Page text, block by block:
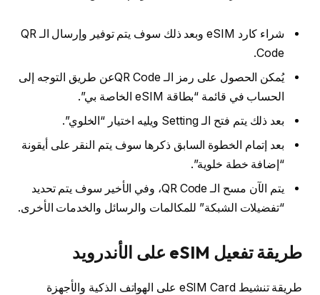
شراء كارد eSIM وبعد ذلك سوف يتم توفير وإرسال الـ QR
Code.
يُمكن الحصول على رمز الـ QR Codeعن طريق التوجه إلى
الحساب في قائمة “بطاقة eSIM الخاصة بي”.
بعد ذلك يتم فتح الـ Setting ويليه اختيار “الخلوي”.
بعد إتمام الخطوة السابق ذكرها سوف يتم النقر على أيقونة
“إضافة خطة خلوية”.
يتم الآن مسح الـ QR Code، وفي الأخير سوف يتم تحديد
“تفضيلات الشبكة” للمكالمات والرسائل والخدمات الأخرى.
طريقة تفعيل eSIM على الأندرويد
طريقة تنشيط eSIM Card على الهواتف الذكية والأجهزة